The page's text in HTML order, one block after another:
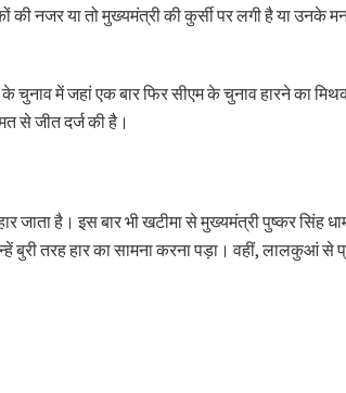
की नजर या तो मुख्यमंत्री की कुर्सी पर लगी है या उनके
में जहां एक बार फिर सीएम के चुनाव हारने का
से जीत दर्ज की है।
है। इस बार भी खटीमा से मुख्यमंत्री पुष्कर सिंह
बुरी तरह हार का सामना करना पड़ा। वहीं, लालकुआं से